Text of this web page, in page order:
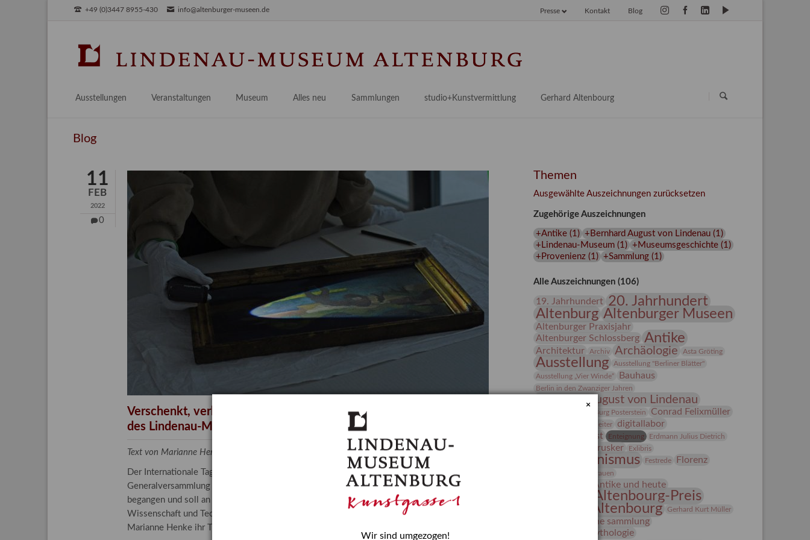
+49 (0)3447 8955-430 info@altenburger-museen.de Blog
Kontakt
Presse
Ausstellungen
Aktuell
Veranstaltungen Museum
Praktikum / Praxisprojekt
Bestandskataloge & Editionen
Gesamtverzeichnis
Kalender
Alles neu
Provenienzforschung
Kulturelle Vermittlung
Länderübergreifende kulturtouristische Ziele
Sammlungen
Malerei 17.–19. Jh.
Deutsche Malerei 20./21. Jh.
Grafische Sammlung
Kunstbibliothek
Restaurierung
Forschung
studio+Kunstvermittlung
Angebote für Erwachsene
Angebote für Kitas
Gerhard Altenbourg
Blog
11
FEB
2022
0
Verschenkt, verkauft, vergessen? – Kunstdetektivinnen im Dienste
des Lindenau-Museums
Text von Marianne Henke, Provenienzforscherin am Lindenau-Museum Altenburg
Der Internationale Tag der Frauen und Mädchen in der Wissenschaft wurde 2015 in der
Generalversammlung der Vereinten Nationen beschlossen. Er wird jährlich am 11. Februar
begangen und soll an die entscheidende Rolle erinnern, die Mädchen und Frauen in
Wissenschaft und Technologie spielen. In ihrem Blogbeitrag stellt Provenienzforscherin
Marianne Henke ihr Tätigkeitsfeld vor.
Themen
Ausgewählte Auszeichnungen zurücksetzen
Zugehörige Auszeichnungen
+Antike(1 ) +Bernhard August von Lindenau(1 )
+Lindenau-Museum(1 ) +Museumsgeschichte(1 )
+Provenienz(1 ) +Sammlung(1 )
Alle Auszeichnungen (106)
19. Jahrhundert 20. Jahrhundert
Altenburg Altenburger Museen
Altenburger Praxisjahr
Altenburger Schlossberg Antike
Architektur Archiv Archäologie Asta Gröting
Ausstellung
Ausstellung "Berliner Blätter"
Ausstellung „Vier Winde“
Bauhaus
Berlin in den Zwanziger Jahren
Bernhard August von Lindenau
Burg Posterstein Conrad Felixmüller
Der Blaue Reiter
digitallabor
Entartete Kunst
Enteignung
Erdmann Julius Dietrich
estrusker Exlibris
Expressionismus Festrede Florenz
frauen
Frauen in der Antike und heute
Gerhard-Altenbourg-Preis
Gerhard Altenbourg
Gerhard Kurt Müller
grafische sammlung
griechische Mythologie
×
Wir sind umgezogen!